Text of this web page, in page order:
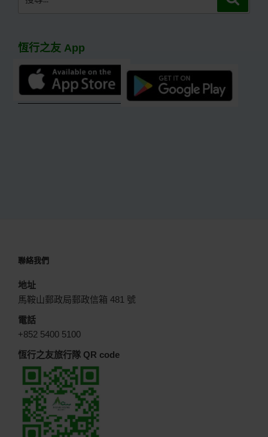
尋
字:
恆行之友 App
聯絡我們
地址
馬鞍山郵政局郵政信箱 481 號
電話
+852 5400 5100
恆行之友旅行隊 QR code